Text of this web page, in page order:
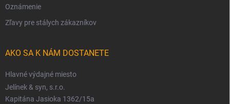
Oznámenie
Zľavy pre stálych zákazníkov
AKO SA K NÁM DOSTANETE
Hlavné výdajné miesto
Jelínek & syn, s.r.o.
Kapitána Jasioka 1362/15a